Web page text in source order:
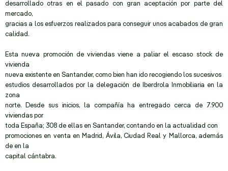
desarrollado otras en el pasado con gran aceptación por parte del
mercado,
gracias a los esfuerzos realizados para conseguir unos acabados de gran
calidad.
Esta nueva promoción de viviendas viene a paliar el escaso stock de
vivienda
nueva existente en Santander, como bien han ido recogiendo los sucesivos
estudios desarrollados por la delegación de Iberdrola Inmobiliaria en la
zona
norte. Desde sus inicios, la compañía ha entregado cerca de 7.900
viviendas por
toda España; 308 de ellas en Santander, contando en la actualidad con
promociones en venta en Madrid, Ávila, Ciudad Real y Mallorca, además
de en la
capital cántabra.